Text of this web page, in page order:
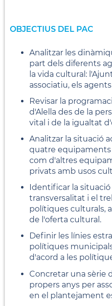
OBJECTIUS DEL PAC
Analitzar les
part dels diferents
la vida cultural:
associatiu, els
Revisar la
d'Alella des de la
vital i de la igualtat
Analitzar la situació
quatre equipaments
com d'altres
privats amb usos
Identificar la
transversalitat i el
polítiques culturals,
de l'oferta cultural.
Definir les línies
polítiques
d'acord a les
Concretar una sèrie
propers anys per
en el plantejament